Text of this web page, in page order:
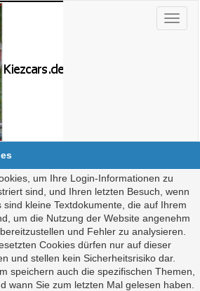
um Ihre Login-Informationen zu
sind, und Ihren letzten Besuch, wenn
sind kleine Textdokumente, die auf Ihrem
um die Nutzung der Website angenehm
und Fehler zu analysieren.
Cookies dürfen nur auf dieser
und stellen kein Sicherheitsrisiko dar.
speichern auch die spezifischen Themen,
wann Sie zum letzten Mal gelesen haben.